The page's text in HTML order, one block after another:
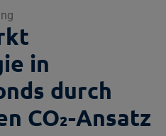
in
durch
CO₂-Ansatz